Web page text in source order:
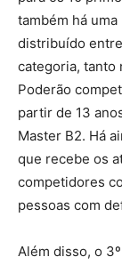
também há
distribuído
categoria, tanto
Poderão
partir de 13
Master B2. Há
que recebe os
competidores
pessoas com
Além disso, o